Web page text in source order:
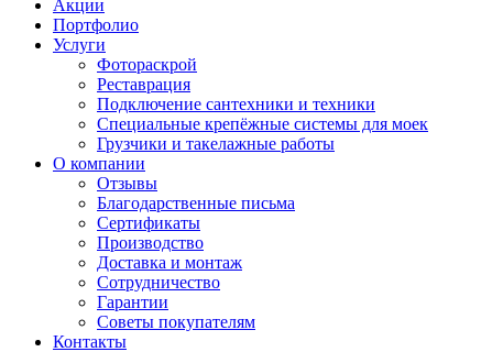
Акции
Портфолио
Услуги
Фотораскрой
Реставрация
Подключение сантехники и техники
Специальные крепёжные системы для моек
Грузчики и такелажные работы
О компании
Отзывы
Благодарственные письма
Сертификаты
Производство
Доставка и монтаж
Сотрудничество
Гарантии
Советы покупателям
Контакты